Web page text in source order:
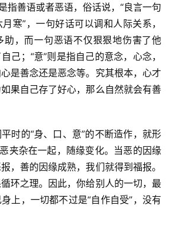
指善语或者恶语，俗话说，“良言一句
寒”，一句好话可以调和人际关系，
助，而一句恶语不仅狠狠地伤害了他
己；“意”则是指自己的意念，心念，
是善念还是恶念等。究其根本，心才
果自己存了好心，那么自然就会有善
时的“身、口、意”的不断造作，就形
夹杂在一起，随缘变化。当恶的因缘
，善的因缘成熟，我们就得到福报。
环之理。因此，你给别人的一切，最
上，一切都不过是“自作自受”，没有